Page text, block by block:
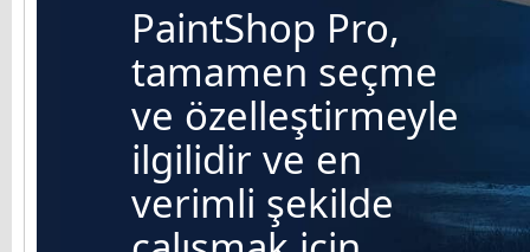
PaintShop Pro,
tamamen seçme
ve özelleştirmeyle
ilgilidir ve en
verimli şekilde